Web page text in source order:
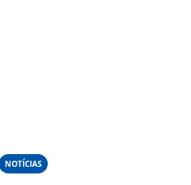
NOTÍCIAS